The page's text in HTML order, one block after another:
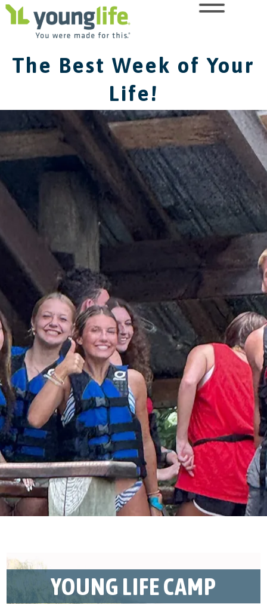
The Best Week of Your
Life!
YOUNG LIFE CAMP